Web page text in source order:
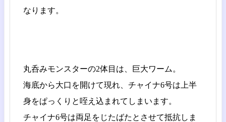
なります。
丸呑みモンスターの2体目は、巨大ワーム。
海底から大口を開けて現れ、チャイナ6号は上半
身をぱっくりと咥え込まれてしまいます。
チャイナ6号は両足をじたばたとさせて抵抗しま